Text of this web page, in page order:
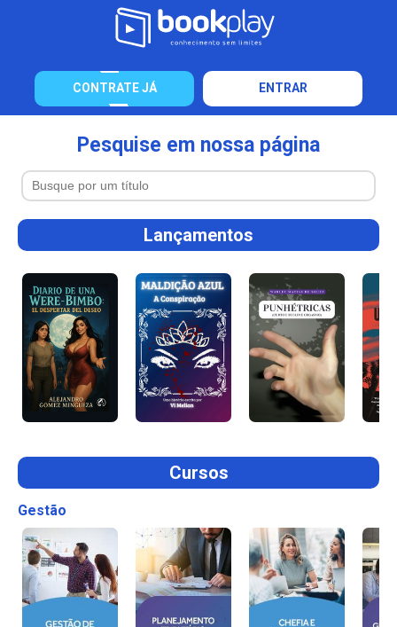
CONTRATE JÁ ENTRAR
Pesquise em nossa página
Lançamentos
Cursos
Gestão